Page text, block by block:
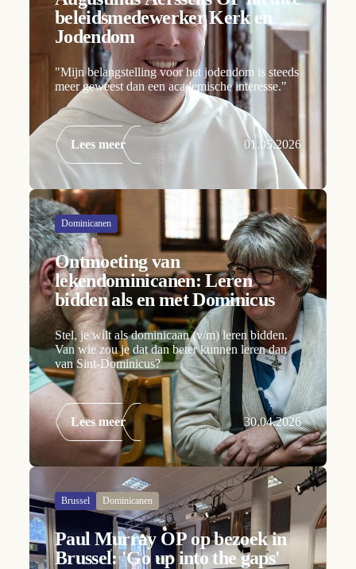
beleidsmedewerker Kerk en
Jodendom
"Mijn belangstelling voor het jodendom is steeds
meer geweest dan een academische interesse."
Lees meer 01.05.2026
Dominicanen
Ontmoeting van
lekendominicanen: Leren
bidden als en met Dominicus
Stel, je wilt als dominicaan (v/m) leren bidden.
Van wie zou je dat dan beter kunnen leren dan
van Sint-Dominicus?
Lees meer 30.04.2026
Brussel Dominicanen
Paul Murray OP op bezoek in
Brussel: 'Go up into the gaps'